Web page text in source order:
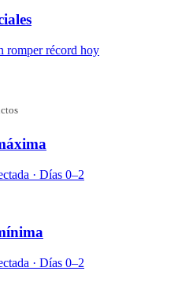
romper récord hoy
· Días 0–2
· Días 0–2